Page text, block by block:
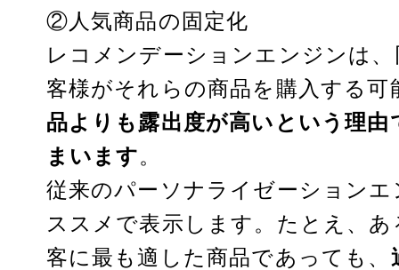
②人気商品の固定化
レコメンデーションエンジンは
客様がそれらの商品を購入する
品よりも露出度が高いという理
まいます。
従来のパーソナライゼーション
ススメで表示します。たとえ、
客に最も適した商品であっても、